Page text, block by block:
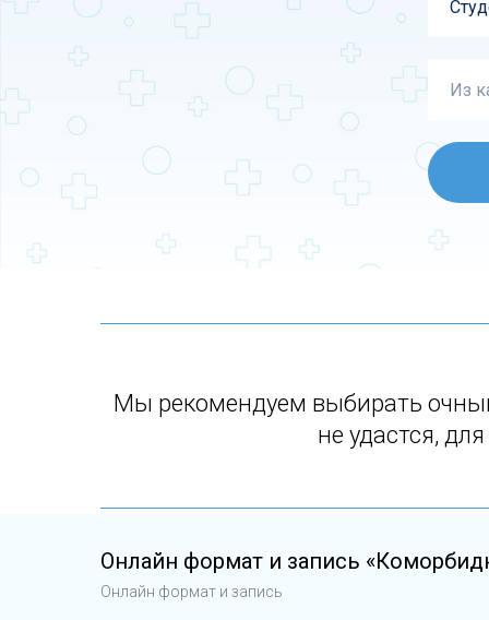
Мы рекомендуем выбирать
не удастся,
Онлайн формат и запись
Онлайн формат и запись